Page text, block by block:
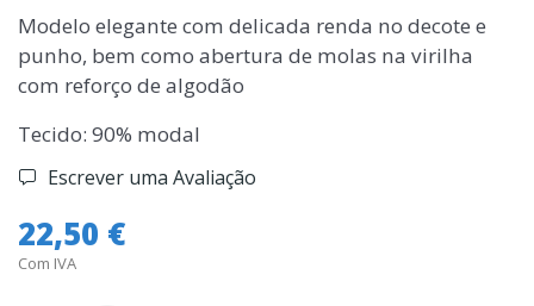
Modelo elegante com delicada renda no decote e
punho, bem como abertura de molas na virilha
com reforço de algodão
Tecido: 90% modal
Escrever uma Avaliação
22,50 €
Com IVA